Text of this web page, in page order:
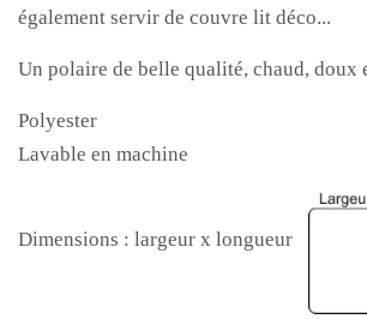
également servir de couvre lit déco...
Un polaire de belle qualité, chaud, doux
Polyester
Lavable en machine
Dimensions : largeur x longueur